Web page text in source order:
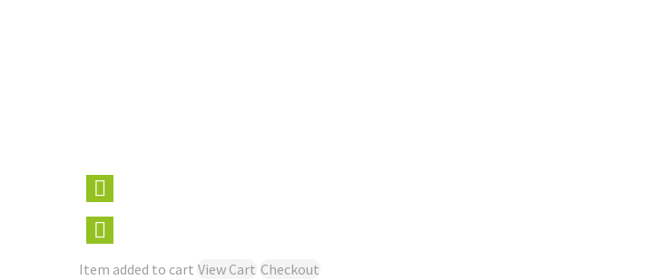
Item added to cart View Cart Checkout